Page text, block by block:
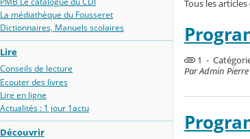
La médiathèque du Fousseret
Dictionnaires, Manuels scolaires
Lire
Conseils de lecture
Ecouter des livres
Lire en ligne
Actualités : 1 jour 1actu
Découvrir
Tous les articles
1 -
Par Admin